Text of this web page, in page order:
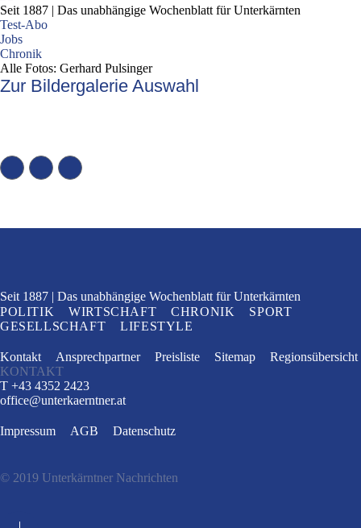
Seit 1887 | Das unabhängige Wochenblatt für Unterkärnten
Test-Abo
Jobs
Chronik
Alle Fotos: Gerhard Pulsinger
Zur Bildergalerie Auswahl
Seit 1887 Das unabhängige Wochenblatt für Unterkärnten
POLITIK
WIRTSCHAFT CHRONIK
SPORT
GESELLSCHAFT
LIFESTYLE
Kontakt Ansprechpartner Preisliste Sitemap
Regionsübersicht
KONTAKT
T +43 4352 2423
office@unterkaerntner.at
Impressum AGB Datenschutz
© 2019 Unterkärntner Nachrichten